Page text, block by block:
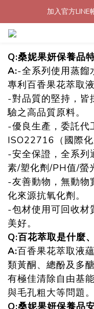
加入會員
加入官方LINE
Q:桑妮果妍保養品
A:-全系列使用蒸餾
專利百香果花萃取液
-對品質的堅持，皆
驗之高品質原料。
-優良生產，委託代
ISO22716（國際
-安全保證，全系列
素/塑化劑/PH值/螢
-友善動物，無動物
化來源抗氧化劑。
-包材使用可回收材
美好。
Q:百花萃取是什麼
A:百香果花萃取液
類黃酮、總酚及多
有極佳清除自由基
與毛孔粗大等問題。
Q:桑妮果妍保養品